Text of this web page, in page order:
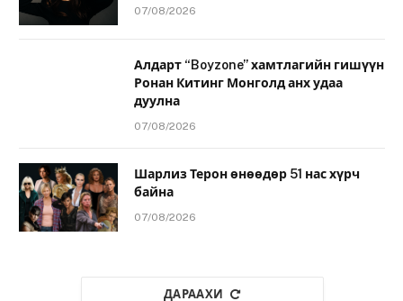
07/08/2026
Алдарт “Boyzone” хамтлагийн гишүүн
Ронан Китинг Монголд анх удаа
дуулна
07/08/2026
Шарлиз Терон өнөөдөр 51 нас хүрч
байна
07/08/2026
ДАРААХИ